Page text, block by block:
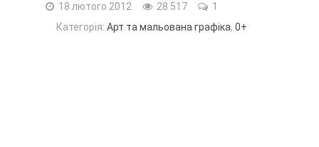
18 лютого 2012 28 517
1
Категорія: Арт та мальована графіка, 0+